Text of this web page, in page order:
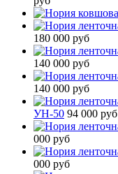
180 000 руб
140 000 руб
140 000 руб
УН-50 94 000 руб
000 руб
000 руб